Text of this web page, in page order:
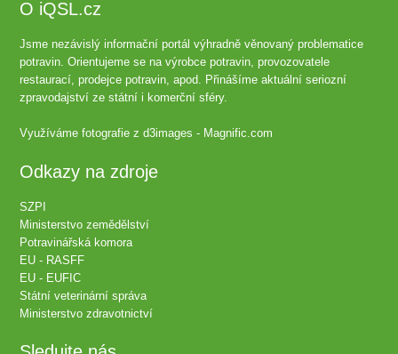
O iQSL.cz
Jsme nezávislý informační portál výhradně věnovaný problematice
potravin. Orientujeme se na výrobce potravin, provozovatele
restaurací, prodejce potravin, apod. Přinášíme aktuální seriozní
zpravodajství ze státní i komerční sféry.
Využíváme fotografie zd3images - Magnific.com
Odkazy na zdroje
SZPI
Ministerstvo zemědělství
Potravinářská komora
EU - RASFF
EU - EUFIC
Státní veterinární správa
Ministerstvo zdravotnictví